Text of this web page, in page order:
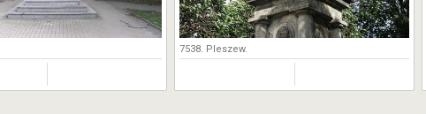
7538. Pleszew.